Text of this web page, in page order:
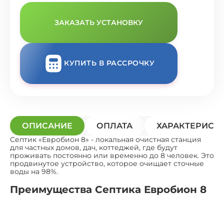
ЗАКАЗАТЬ УСТАНОВКУ
КУПИТЬ В РАССРОЧКУ
ОПИСАНИЕ ОПЛАТА
Септик «Евробион 8» - локальная очистная станция
для частных домов, дач, коттеджей, где будут
проживать постоянно или временно до 8 человек. Это
продвинутое устройство, которое очищает сточные
воды на 98%.
Преимущества Септика Евробион 8